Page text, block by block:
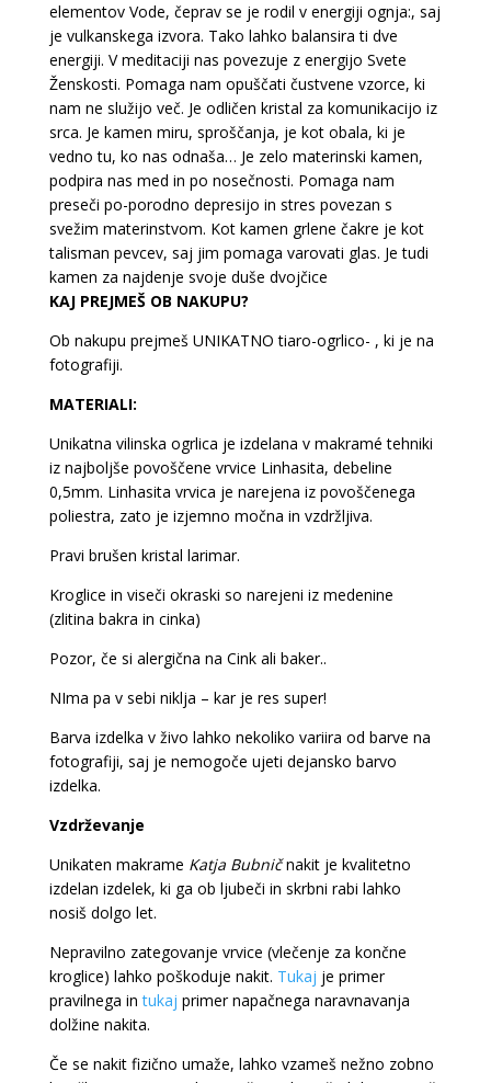
elementov Vode, čeprav se je rodil v energiji ognja:, saj
je vulkanskega izvora. Tako lahko balansira ti dve
energiji. V meditaciji nas povezuje z energijo Svete
Ženskosti. Pomaga nam opuščati čustvene vzorce, ki
nam ne služijo več. Je odličen kristal za komunikacijo iz
srca. Je kamen miru, sproščanja, je kot obala, ki je
vedno tu, ko nas odnaša… Je zelo materinski kamen,
podpira nas med in po nosečnosti. Pomaga nam
preseči po-porodno depresijo in stres povezan s
svežim materinstvom. Kot kamen grlene čakre je kot
talisman pevcev, saj jim pomaga varovati glas. Je tudi
kamen za najdenje svoje duše dvojčice
KAJ PREJMEŠ OB NAKUPU?
Ob nakupu prejmeš UNIKATNO tiaro-ogrlico- , ki je na
fotografiji.
MATERIALI:
Unikatna vilinska ogrlica je izdelana v makramé tehniki
iz najboljše povoščene vrvice Linhasita, debeline
0,5mm. Linhasita vrvica je narejena iz povoščenega
poliestra, zato je izjemno močna in vzdržljiva.
Pravi brušen kristal larimar.
Kroglice in viseči okraski so narejeni iz medenine
(zlitina bakra in cinka)
Pozor, če si alergična na Cink ali baker..
NIma pa v sebi niklja – kar je res super!
Barva izdelka v živo lahko nekoliko variira od barve na
fotografiji, saj je nemogoče ujeti dejansko barvo
izdelka.
Vzdrževanje
Unikaten makrame Katja Bubničnakit je kvalitetno
izdelan izdelek, ki ga ob ljubeči in skrbni rabi lahko
nosiš dolgo let.
Nepravilno zategovanje vrvice (vlečenje za končne
kroglice) lahko poškoduje nakit. Tukaj je primer
pravilnega intukaj primer napačnega naravnavanja
dolžine nakita.
Če se nakit fizično umaže, lahko vzameš nežno zobno